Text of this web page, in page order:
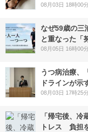
08月03日 18時00分
なぜ59歳の
と重なった「
08月05日 16時00分
うつ病治療、
ドラインが示
08月03日 17時25分
「帰宅後、
トレス 負担